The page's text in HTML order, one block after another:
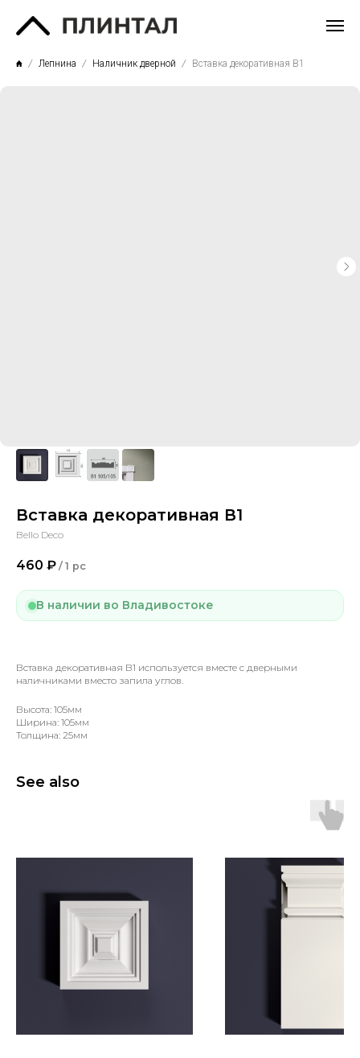
Лепнина Наличник дверной Вставка декоративная В1
Вставка декоративная В1
Bello Deco
460 ₽ / 1 pc
В наличии во Владивостоке
Вставка декоративная В1 используется вместе с дверными
наличниками вместо запила углов.
Высота: 105мм
Ширина: 105мм
Толщина: 25мм
See also